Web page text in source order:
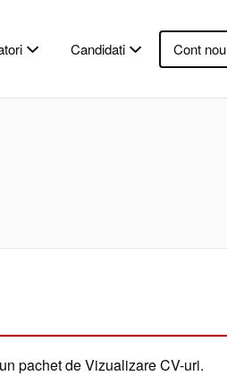
Candidati Cont nou
pachet de Vizualizare CV-uri.